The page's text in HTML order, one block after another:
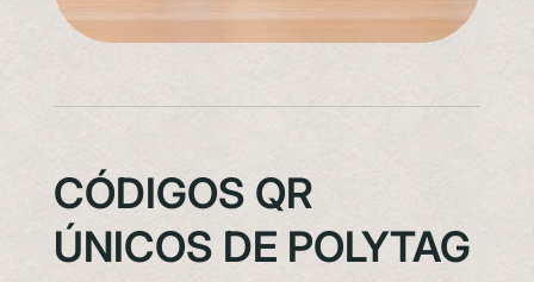
CÓDIGOS QR
ÚNICOS DE POLYTAG